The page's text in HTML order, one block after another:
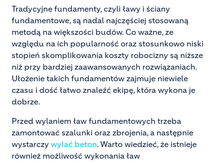
Tradycyjne fundamenty, czyli ławy i ściany
fundamentowe, są nadal najczęściej stosowaną
metodą na większości budów. Co ważne, ze
względu na ich popularność oraz stosunkowo niski
stopień skomplikowania koszty robocizny są niższe
niż przy bardziej zaawansowanych rozwiązaniach.
Ułożenie takich fundamentów zajmuje niewiele
czasu i dość łatwo znaleźć ekipę, która wykona je
dobrze.
Przed wylaniem ław fundamentowych trzeba
zamontować szalunki oraz zbrojenia, a następnie
wystarczy wylać beton. Warto wiedzieć, że istnieje
również możliwość wykonania ław